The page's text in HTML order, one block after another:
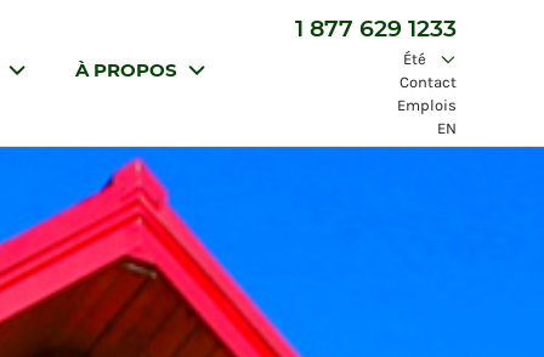
À PROPOS
Été
Contact
Emplois
EN
1 877 629 1233